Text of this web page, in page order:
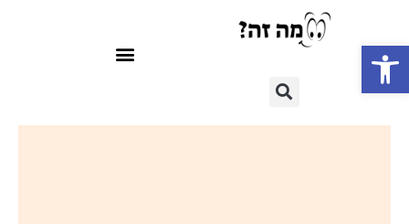
פתח סרגל נגישות